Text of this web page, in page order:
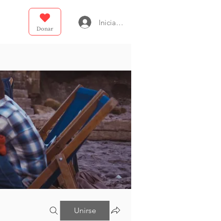
Donar
Iniciar sesión
Unirse